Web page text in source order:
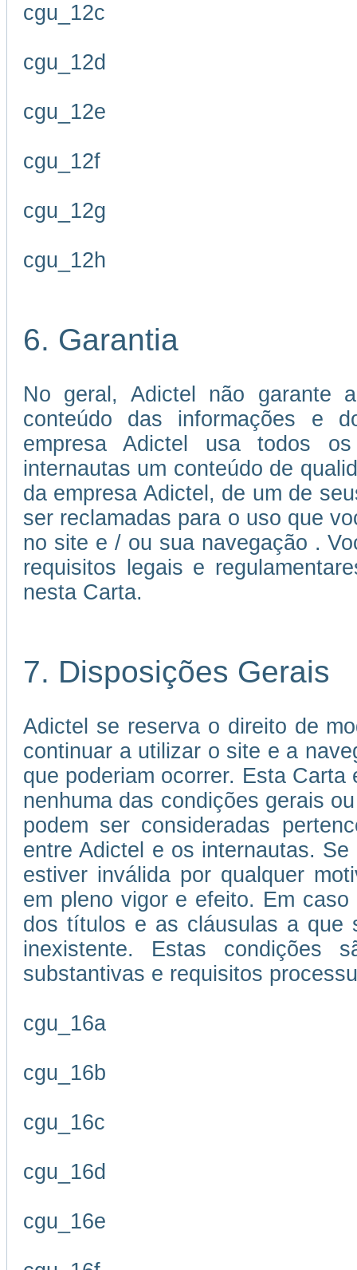
cgu_12c
cgu_12d
cgu_12e
cgu_12f
cgu_12g
cgu_12h
6. Garantia
No geral, Adictel não garante
conteúdo das informações e
empresa Adictel usa todos
internautas um conteúdo de
da empresa Adictel, de um de
ser reclamadas para o uso que
no site e / ou sua navegação .
requisitos legais e
nesta Carta.
7. Disposições Gerais
Adictel se reserva o direito de
continuar a utilizar o site e a
que poderiam ocorrer. Esta
nenhuma das condições gerais
podem ser consideradas
entre Adictel e os internautas.
estiver inválida por qualquer
em pleno vigor e efeito. Em
dos títulos e as cláusulas a que
inexistente. Estas condições
substantivas e requisitos
cgu_16a
cgu_16b
cgu_16c
cgu_16d
cgu_16e